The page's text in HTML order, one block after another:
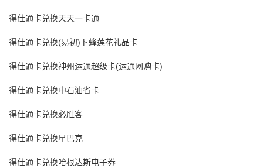
得仕通卡兑换天天一卡通
得仕通卡兑换(易初)卜蜂莲花礼品卡
得仕通卡兑换神州运通超级卡(运通网购卡)
得仕通卡兑换中石油省卡
得仕通卡兑换必胜客
得仕通卡兑换星巴克
得仕通卡兑换哈根达斯电子券